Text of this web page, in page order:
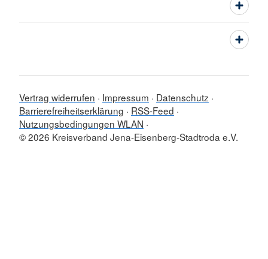
Vertrag widerrufen Impressum
Datenschutz
Barrierefreiheitserklärung
RSS-Feed
Nutzungsbedingungen WLAN
© 2026 Kreisverband Jena-Eisenberg-Stadtroda e.V.